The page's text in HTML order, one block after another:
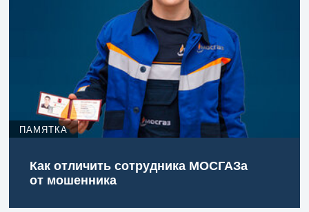
ПАМЯТКА
Как отличить сотрудника МОСГАЗа
от мошенника